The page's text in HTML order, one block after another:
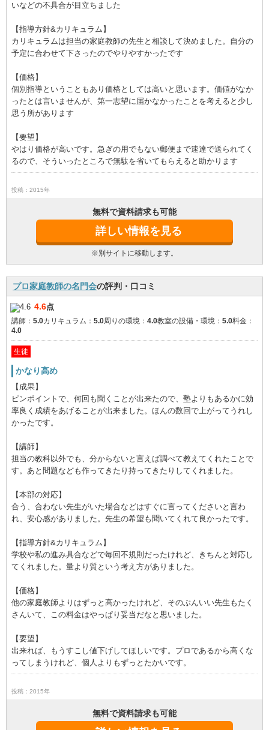
いなどの不具合が目立ちました
【指導方針&カリキュラム】
カリキュラムは担当の家庭教師の先生と相談して決めました。自分の
予定に合わせて下さったのでやりやすかったです
【価格】
個別指導ということもあり価格としては高いと思います。価値がなか
ったとは言いませんが、第一志望に届かなかったことを考えると少し
思う所があります
【要望】
やはり価格が高いです。急ぎの用でもない郵便まで速達で送られてく
るので、そういったところで無駄を省いてもらえると助かります
投稿：2015年
無料で資料請求も可能
詳しい情報を見る
※別サイトに移動します。
プロ家庭教師の名門会の評判・口コミ
4.6点
講師： 5.0カリキュラム： 5.0周りの環境： 4.0教室の設備・環境： 5.0料金：
4.0
生徒
かなり高め
【成果】
ピンポイントで、何回も聞くことが出来たので、塾よりもあるかに効
率良く成績をあげることが出来ました。ほんの数回で上がってうれし
かったです。
【講師】
担当の教科以外でも、分からないと言えば調べて教えてくれたことで
す。あと問題なども作ってきたり持ってきたりしてくれました。
【本部の対応】
合う、合わない先生がいた場合などはすぐに言ってくださいと言わ
れ、安心感がありました。先生の希望も聞いてくれて良かったです。
【指導方針&カリキュラム】
学校や私の進み具合などで毎回不規則だったけれど、きちんと対応し
てくれました。量より質という考え方がありました。
【価格】
他の家庭教師よりはずっと高かったけれど、そのぶんいい先生もたく
さんいて、この料金はやっぱり妥当だなと思いました。
【要望】
出来れば、もうすこし値下げしてほしいです。プロであるから高くな
ってしまうけれど、個人よりもずっとたかいです。
投稿：2015年
無料で資料請求も可能